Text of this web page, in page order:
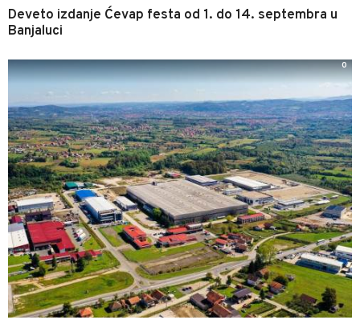
Deveto izdanje Ćevap festa od 1. do 14. septembra u
Banjaluci
0